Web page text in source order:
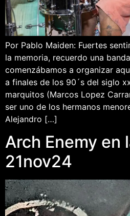
Por Pablo Maiden: Fuertes
la memoria, recuerdo una
comenzábamos a organizar
a finales de los 90´s del siglo
marquitos (Marcos Lopez
ser uno de los hermanos
Alejandro […]
Arch Enemy en
21nov24